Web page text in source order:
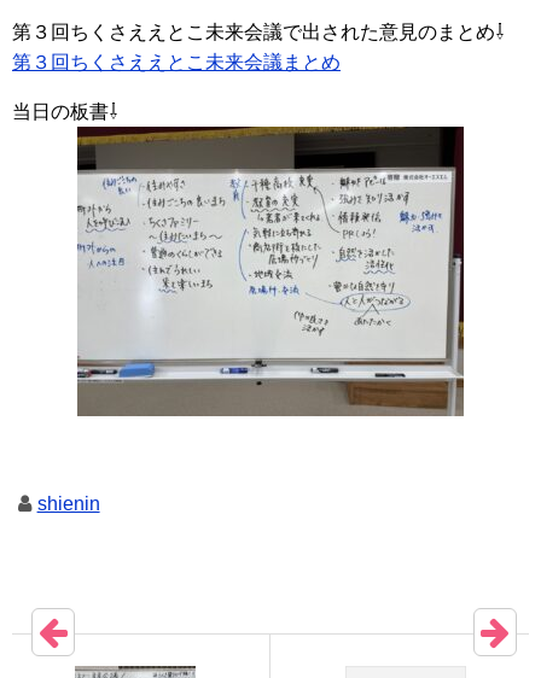
第３回ちくさええとこ未来会議で出された意見のまとめ⇩
第３回ちくさええとこ未来会議まとめ
当日の板書⇩
shienin